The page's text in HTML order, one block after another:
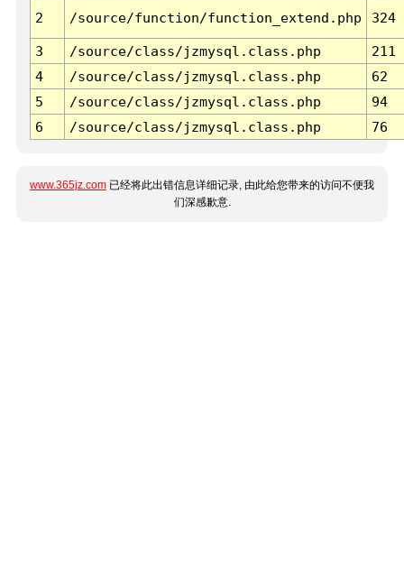
2 /source/function/function_extend.php 324
3 /source/class/jzmysql.class.php
211
4
/source/class/jzmysql.class.php
62
5
/source/class/jzmysql.class.php
94
6
/source/class/jzmysql.class.php 76
www.365jz.com 已经将此出错信息详细记录, 由此给您带来的访问不便我
们深感歉意.